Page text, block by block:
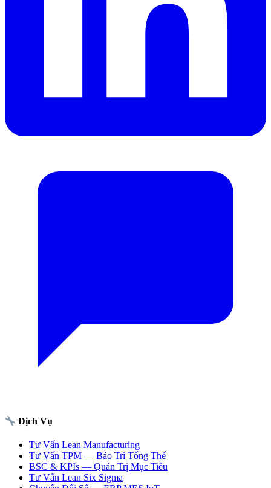
Dịch Vụ
Tư Vấn Lean Manufacturing
Tư Vấn TPM — Bảo Trì Tổng Thể
BSC & KPIs — Quản Trị Mục Tiêu
Tư Vấn Lean Six Sigma